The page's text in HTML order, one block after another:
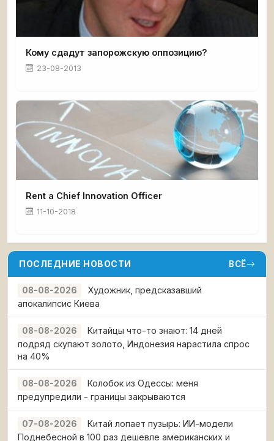
Кому сдадут запорожскую оппозицию?
23-08-2013
Rent a Chief Innovation Officer
11-10-2018
ПОСЛЕДНИЕ НОВОСТИ ВСЁ
08-08-2026
Художник, предсказавший
апокалипсис Киева
08-08-2026
Китайцы что-то знают: 14 дней
подряд скупают золото, Индонезия нарастила спрос
на 40%
08-08-2026
Колобок из Одессы: меня
предупредили - границы закрываются
07-08-2026
Китай лопает пузырь: ИИ-модели
Поднебесной в 100 раз дешевле американских и